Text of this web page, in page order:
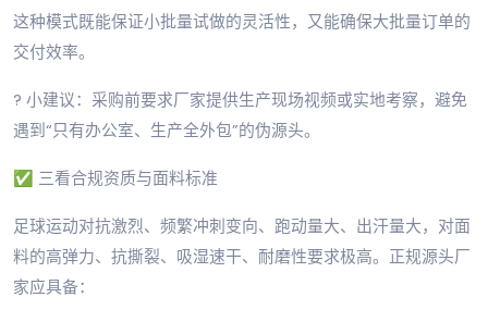
这种模式既能保证小批量试做的灵活性，又能确保大批量订单的
交付效率。
? 小建议：采购前要求厂家提供生产现场视频或实地考察，避免
遇到“只有办公室、生产全外包”的伪源头。
✅ 三看合规资质与面料标准
足球运动对抗激烈、频繁冲刺变向、跑动量大、出汗量大，对面
料的高弹力、抗撕裂、吸湿速干、耐磨性要求极高。正规源头厂
家应具备：